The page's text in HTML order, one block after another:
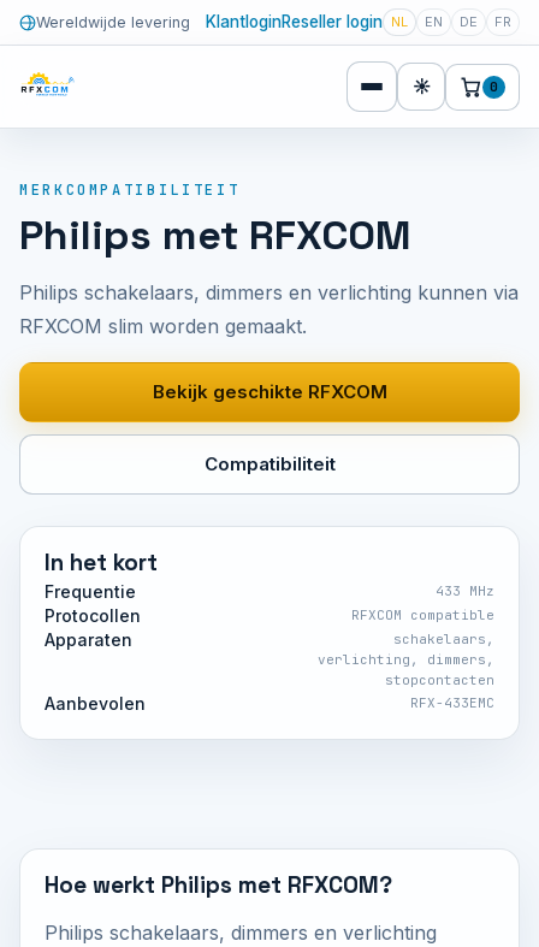
Wereldwijde levering KlantloginReseller login NL EN DE FR
☀ 0
MERKCOMPATIBILITEIT
Philips met RFXCOM
Philips schakelaars, dimmers en verlichting kunnen via
RFXCOM slim worden gemaakt.
Bekijk geschikte RFXCOM
Compatibiliteit
In het kort
Frequentie 433 MHz
Protocollen RFXCOM compatible
Apparaten
schakelaars,
verlichting, dimmers,
stopcontacten
Aanbevolen RFX-433EMC
Hoe werkt Philips met RFXCOM?
Philips schakelaars, dimmers en verlichting